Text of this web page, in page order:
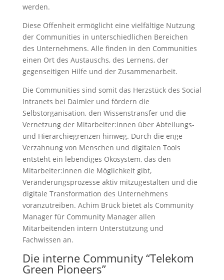
werden.
Diese Offenheit ermöglicht eine vielfältige Nutzung
der Communities in unterschiedlichen Bereichen
des Unternehmens. Alle finden in den Communities
einen Ort des Austauschs, des Lernens, der
gegenseitigen Hilfe und der Zusammenarbeit.
Die Communities sind somit das Herzstück des Social
Intranets bei Daimler und fördern die
Selbstorganisation, den Wissenstransfer und die
Vernetzung der Mitarbeiter:innen über Abteilungs-
und Hierarchiegrenzen hinweg. Durch die enge
Verzahnung von Menschen und digitalen Tools
entsteht ein lebendiges Ökosystem, das den
Mitarbeiter:innen die Möglichkeit gibt,
Veränderungsprozesse aktiv mitzugestalten und die
digitale Transformation des Unternehmens
voranzutreiben. Achim Brück bietet als Community
Manager für Community Manager allen
Mitarbeitenden intern Unterstützung und
Fachwissen an.
Die interne Community “Telekom
Green Pioneers”